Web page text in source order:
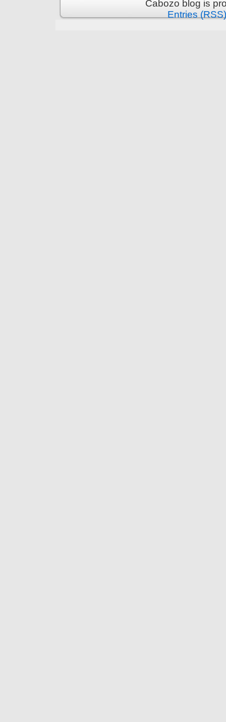
Cabozo blog is
Entries (RSS)